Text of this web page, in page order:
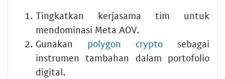
Tingkatkan kerjasama tim untuk
mendominasi Meta AOV.
Gunakan polygon crypto sebagai
instrumen tambahan dalam portofolio
digital.